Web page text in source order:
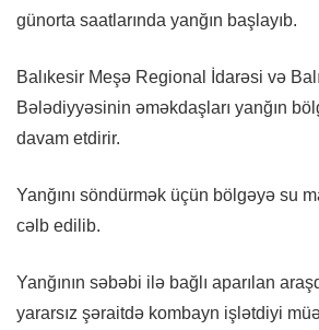
günorta saatlarında yanğın başlayıb.
Balıkesir Meşə Regional İdarəsi və
Bələdiyyəsinin əməkdaşları yanğın
davam etdirir.
Yanğını söndürmək üçün bölgəyə su
cəlb edilib.
Yanğının səbəbi ilə bağlı aparılan
yararsız şəraitdə kombayn işlətdiyi